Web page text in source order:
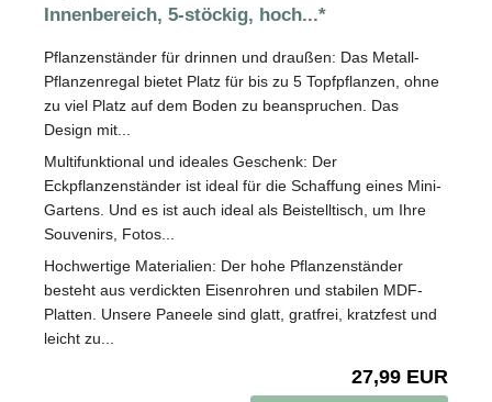
Innenbereich, 5-stöckig, hoch...*
Pflanzenständer für drinnen und draußen: Das Metall-
Pflanzenregal bietet Platz für bis zu 5 Topfpflanzen, ohne
zu viel Platz auf dem Boden zu beanspruchen. Das
Design mit...
Multifunktional und ideales Geschenk: Der
Eckpflanzenständer ist ideal für die Schaffung eines Mini-
Gartens. Und es ist auch ideal als Beistelltisch, um Ihre
Souvenirs, Fotos...
Hochwertige Materialien: Der hohe Pflanzenständer
besteht aus verdickten Eisenrohren und stabilen MDF-
Platten. Unsere Paneele sind glatt, gratfrei, kratzfest und
leicht zu...
27,99 EUR